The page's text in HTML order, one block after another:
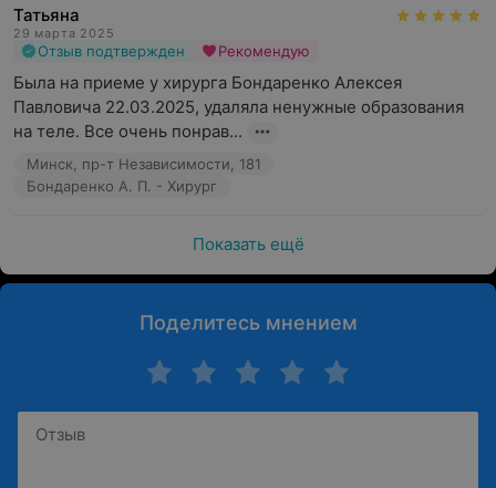
Татьяна
29 марта 2025
Отзыв подтвержден Рекомендую
Была на приеме у хирурга Бондаренко Алексея
Павловича 22.03.2025, удаляла ненужные образования
на теле. Все очень понрав...
Минск, пр-т Независимости, 181
Бондаренко А. П. - Хирург
Показать ещё
Поделитесь мнением